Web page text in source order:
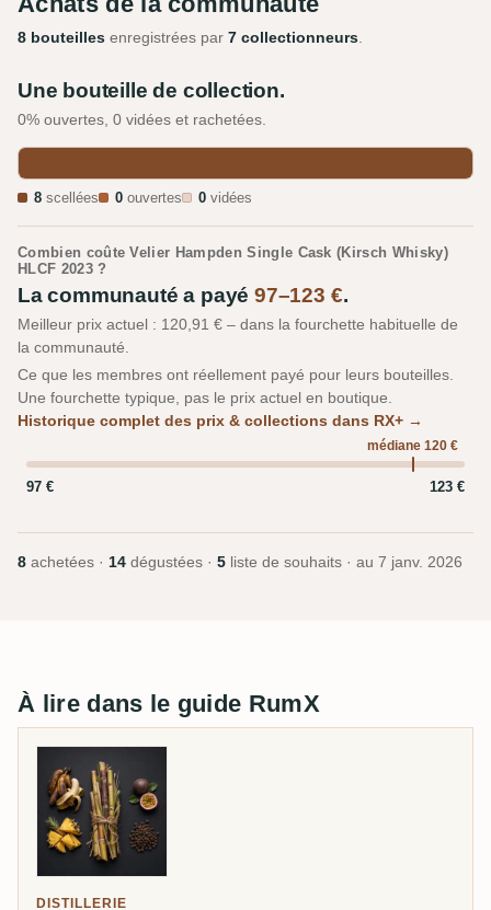
8 bouteilles enregistrées par 7 collectionneurs.
Une bouteille de collection.
0% ouvertes, 0 vidées et rachetées.
8 scellées 0 ouvertes 0 vidées
Combien coûte Velier Hampden Single Cask (Kirsch Whisky)
HLCF 2023 ?
La communauté a payé97–123 €.
Meilleur prix actuel : 120,91 € – dans la fourchette habituelle de
la communauté.
Ce que les membres ont réellement payé pour leurs bouteilles.
Une fourchette typique, pas le prix actuel en boutique.
Historique complet des prix & collections dans RX+ →
médiane 120 €
97 € 123 €
8 achetées · 14 dégustées · 5 liste de souhaits · au 7 janv. 2026
À lire dans le guide RumX
DISTILLERIE